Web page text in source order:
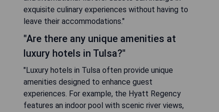
exquisite culinary experiences without having to
leave their accommodations."
"Are there any unique amenities at
luxury hotels in Tulsa?"
"Luxury hotels in Tulsa often provide unique
amenities designed to enhance guest
experiences. For example, the Hyatt Regency
features an indoor pool with scenic river views,